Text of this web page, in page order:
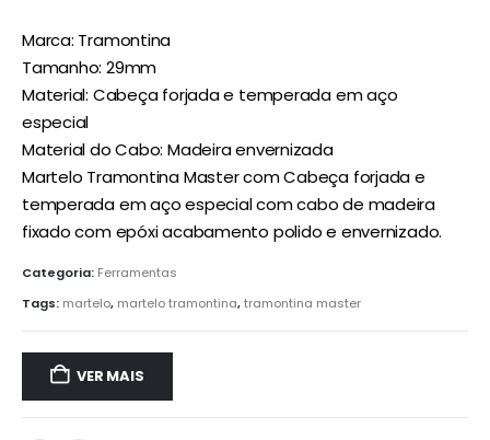
Marca: Tramontina
Tamanho: 29mm
Material: Cabeça forjada e temperada em aço
especial
Material do Cabo: Madeira envernizada
Martelo Tramontina Master com Cabeça forjada e
temperada em aço especial com cabo de madeira
fixado com epóxi acabamento polido e envernizado.
Categoria: Ferramentas
Tags: martelo, martelo tramontina,tramontina master
VER MAIS